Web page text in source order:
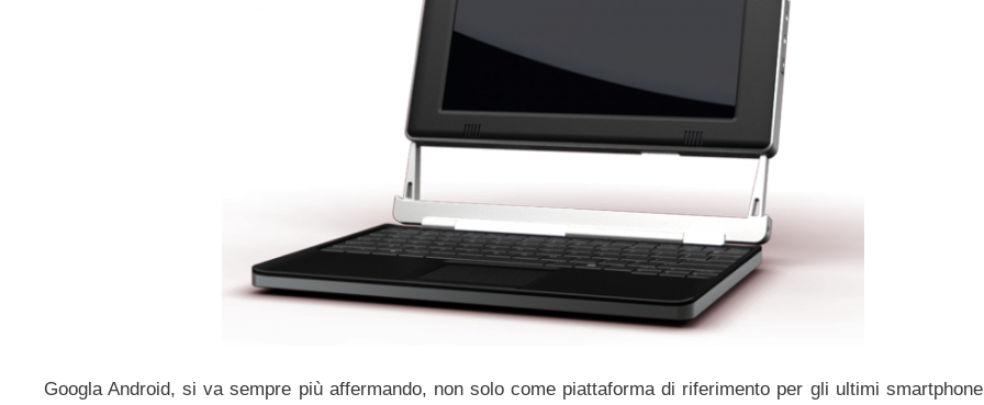
Googla Android, si va sempre più affermando, non solo come piattaforma di riferimento per gli ultimi